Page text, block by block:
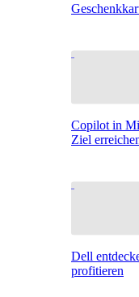
Copilot in
Ziel
Dell
profitieren